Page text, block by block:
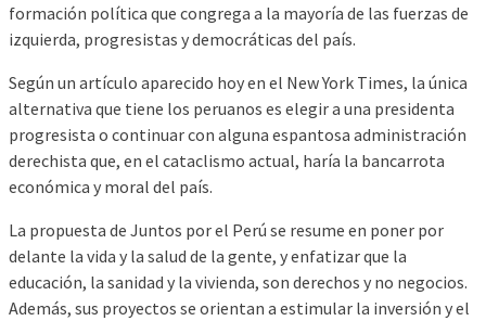
formación política que congrega a la mayoría de las fuerzas de
izquierda, progresistas y democráticas del país.
Según un artículo aparecido hoy en el New York Times, la única
alternativa que tiene los peruanos es elegir a una presidenta
progresista o continuar con alguna espantosa administración
derechista que, en el cataclismo actual, haría la bancarrota
económica y moral del país.
La propuesta de Juntos por el Perú se resume en poner por
delante la vida y la salud de la gente, y enfatizar que la
educación, la sanidad y la vivienda, son derechos y no negocios.
Además, sus proyectos se orientan a estimular la inversión y el